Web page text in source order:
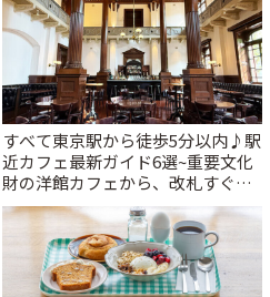
すべて東京駅から徒歩5分以内♪駅
近カフェ最新ガイド6選~重要文化
財の洋館カフェから、改札すぐの
レトロ喫茶まで~ | ことりっぷ